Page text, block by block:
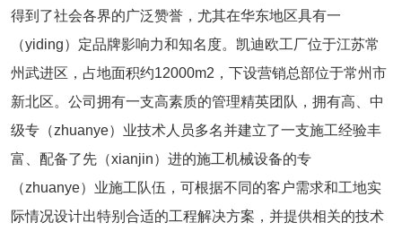
得到了社会各界的广泛赞誉，尤其在华东地区具有一
（yiding）定品牌影响力和知名度。凯迪欧工厂位于江苏常
州武进区，占地面积约12000m2，下设营销总部位于常州市
新北区。公司拥有一支高素质的管理精英团队，拥有高、中
级专（zhuanye）业技术人员多名并建立了一支施工经验丰
富、配备了先（xianjin）进的施工机械设备的专
（zhuanye）业施工队伍，可根据不同的客户需求和工地实
际情况设计出特别合适的工程解决方案，并提供相关的技术